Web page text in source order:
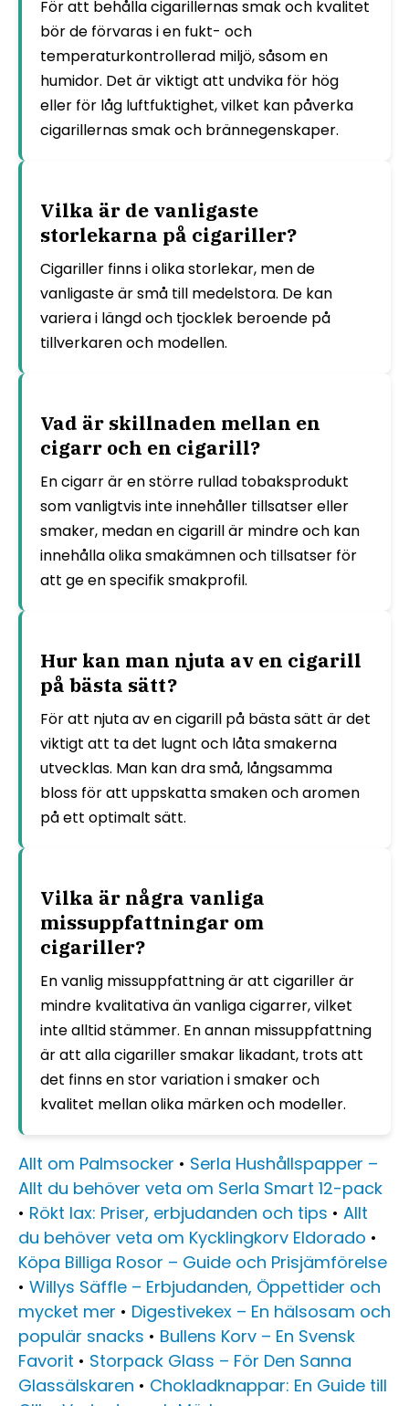
För att behålla cigarillernas smak och kvalitet
bör de förvaras i en fukt- och
temperaturkontrollerad miljö, såsom en
humidor. Det är viktigt att undvika för hög
eller för låg luftfuktighet, vilket kan påverka
cigarillernas smak och brännegenskaper.
Vilka är de vanligaste
storlekarna på cigariller?
Cigariller finns i olika storlekar, men de
vanligaste är små till medelstora. De kan
variera i längd och tjocklek beroende på
tillverkaren och modellen.
Vad är skillnaden mellan en
cigarr och en cigarill?
En cigarr är en större rullad tobaksprodukt
som vanligtvis inte innehåller tillsatser eller
smaker, medan en cigarill är mindre och kan
innehålla olika smakämnen och tillsatser för
att ge en specifik smakprofil.
Hur kan man njuta av en cigarill
på bästa sätt?
För att njuta av en cigarill på bästa sätt är det
viktigt att ta det lugnt och låta smakerna
utvecklas. Man kan dra små, långsamma
bloss för att uppskatta smaken och aromen
på ett optimalt sätt.
Vilka är några vanliga
missuppfattningar om
cigariller?
En vanlig missuppfattning är att cigariller är
mindre kvalitativa än vanliga cigarrer, vilket
inte alltid stämmer. En annan missuppfattning
är att alla cigariller smakar likadant, trots att
det finns en stor variation i smaker och
kvalitet mellan olika märken och modeller.
Allt om Palmsocker • Serla Hushållspapper –
Allt du behöver veta om Serla Smart 12-pack
• Rökt lax: Priser, erbjudanden och tips • Allt
du behöver veta om Kycklingkorv Eldorado •
Köpa Billiga Rosor – Guide och Prisjämförelse
• Willys Säffle – Erbjudanden, Öppettider och
mycket mer • Digestivekex – En hälsosam och
populär snacks • Bullens Korv – En Svensk
Favorit • Storpack Glass – För Den Sanna
Glassälskaren • Chokladknappar: En Guide till